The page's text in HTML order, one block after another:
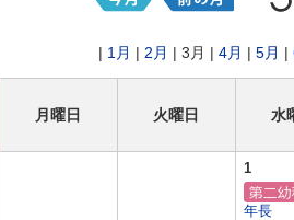
| 1月 | 2月 | 3月 | 4月 | 5月 |
月曜日 火曜日 水
1
年長